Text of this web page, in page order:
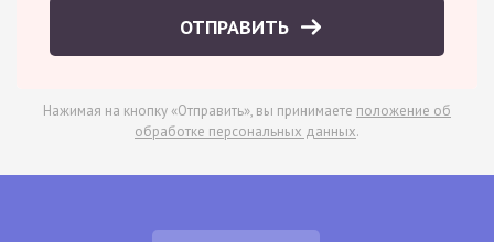
ОТПРАВИТЬ
Нажимая на кнопку «Отправить», вы принимаете положение об
обработке персональных данных.